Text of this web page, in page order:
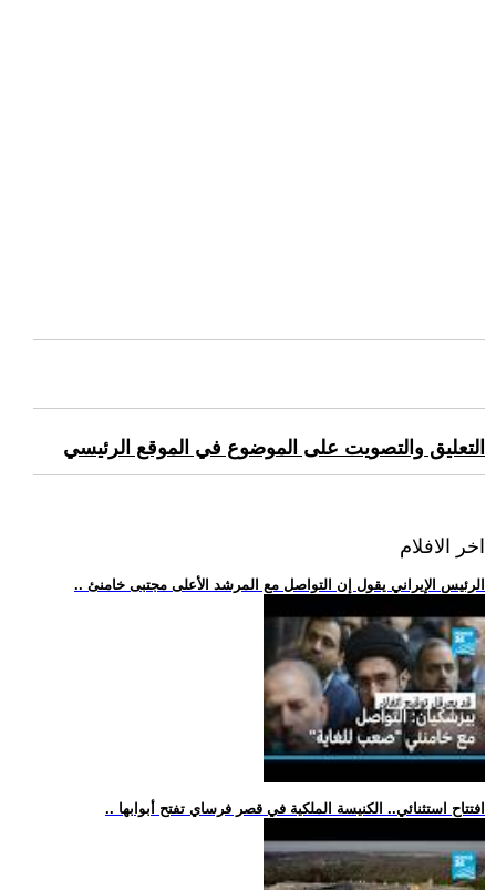
التعليق والتصويت على الموضوع في الموقع الرئيسي
اخر الافلام
.. الرئيس الإيراني يقول إن التواصل مع المرشد الأعلى مجتبى خامنئ
.. افتتاح استثنائي.. الكنيسة الملكية في قصر فرساي تفتح أبوابها